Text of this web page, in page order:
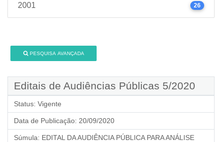
2001 26
PESQUISA AVANÇADA
Editais de Audiências Públicas 5/2020
Status: Vigente
Data de Publicação: 20/09/2020
Súmula: EDITAL DA AUDIÊNCIA PÚBLICA PARA ANÁLISE